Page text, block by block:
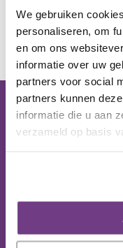
We gebruiken
personaliseren, om
en om ons
informatie over uw
partners voor social
partners kunnen
informatie die u aan
verzameld op basis
Over ons
Contact
Terug
Bezoekadres (op